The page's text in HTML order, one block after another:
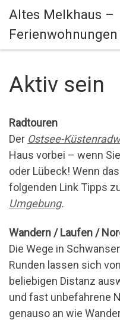
Zum Inhalt springen
Altes Melkhaus –
Aktiv sein
Radtouren
Der Ostsee-
Haus vorbei – wenn
oder Lübeck! Wenn
folgenden Link Tipps
Umgebung.
Wandern / Laufen /
Die Wege in
Runden lassen sich
beliebigen Distanz
und fast unbefahrene
genauso an wie